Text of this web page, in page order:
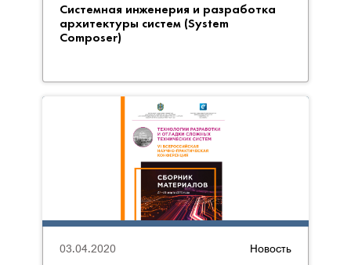
Системная инженерия и разработка
архитектуры систем (System
Composer)
Новость
03.04.2020